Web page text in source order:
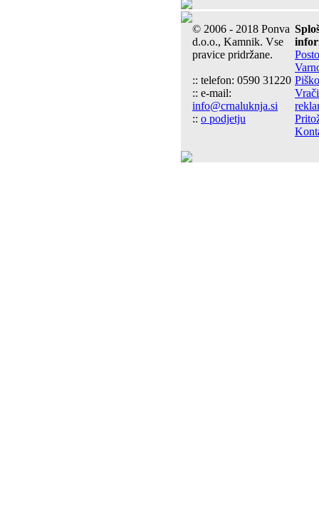
© 2006 - 2018 Ponva
d.o.o., Kamnik. Vse
pravice pridržane.
:: telefon: 0590 31220
:: e-mail:
info@crnaluknja.si
:: o podjetju